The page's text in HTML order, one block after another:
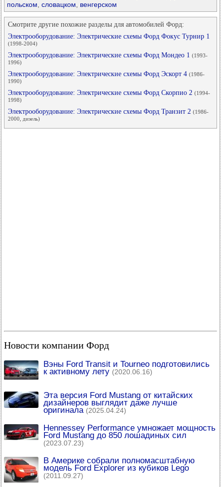
польском словацком венгерском
Смотрите другие похожие разделы для автомобилей Форд:
Электрооборудование: Электрические схемы Форд Фокус Турнир 1
(1998-2004)
Электрооборудование: Электрические схемы Форд Мондео 1 (1993-
1996)
Электрооборудование: Электрические схемы Форд Эскорт 4 (1986-
1990)
Электрооборудование: Электрические схемы Форд Скорпио 2 (1994-
1998)
Электрооборудование: Электрические схемы Форд Транзит 2 (1986-
2000, дизель)
Новости компании Форд
Вэны Ford Transit и Tourneo подготовились
к активному лету (2020.06.16)
Эта версия Ford Mustang от китайских
дизайнеров выглядит даже лучше
оригинала (2025.04.24)
Hennessey Performance умножает мощность
Ford Mustang до 850 лошадиных сил
(2023.07.23)
В Америке собрали полномасштабную
модель Ford Explorer из кубиков Lego
(2011.09.27)